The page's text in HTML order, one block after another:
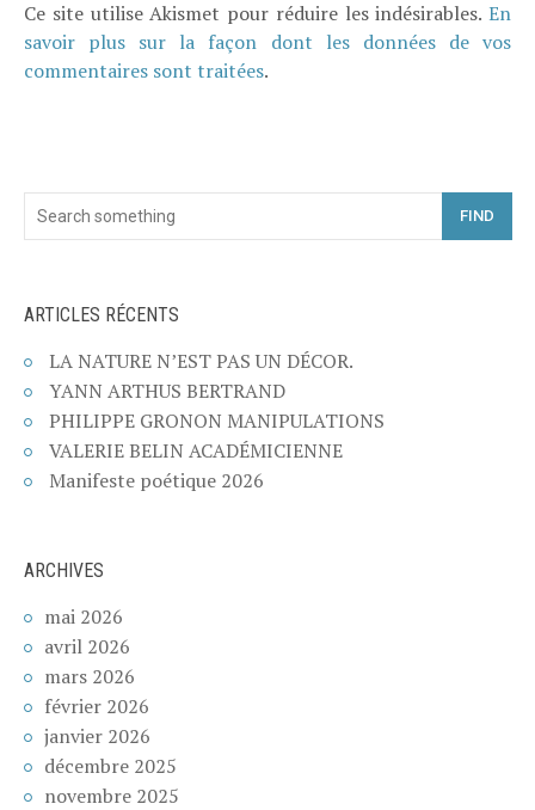
Ce site utilise Akismet pour réduire les indésirables. En
savoir plus sur la façon dont les données de vos
commentaires sont traitées.
FIND
ARTICLES RÉCENTS
LA NATURE N’EST PAS UN DÉCOR.
YANN ARTHUS BERTRAND
PHILIPPE GRONON MANIPULATIONS
VALERIE BELIN ACADÉMICIENNE
Manifeste poétique 2026
ARCHIVES
mai 2026
avril 2026
mars 2026
février 2026
janvier 2026
décembre 2025
novembre 2025